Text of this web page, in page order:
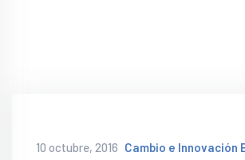
10 octubre, 2016 Cambio e Innovación